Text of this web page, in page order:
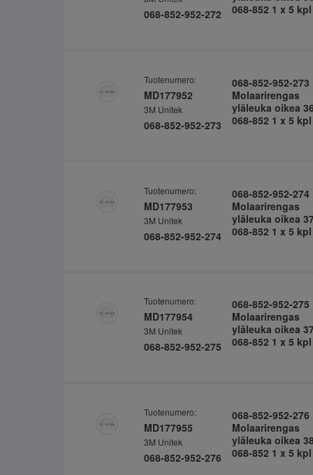
068-852-952-272
068-852 1 x 5 kpl
Tuotenumero:
MD177952
3M Unitek
068-852-952-273
068-852-952-273
Molaarirengas
yläleuka oikea
068-852 1 x 5 kpl
Tuotenumero:
MD177953
3M Unitek
068-852-952-274
068-852-952-274
Molaarirengas
yläleuka oikea
068-852 1 x 5 kpl
Tuotenumero:
MD177954
3M Unitek
068-852-952-275
068-852-952-275
Molaarirengas
yläleuka oikea
068-852 1 x 5 kpl
Tuotenumero:
MD177955
3M Unitek
068-852-952-276
068-852-952-276
Molaarirengas
yläleuka oikea
068-852 1 x 5 kpl